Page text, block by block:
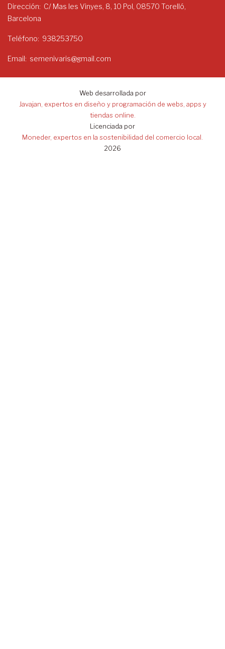
Dirección
C/ Mas les Vinyes, 8, 10 Pol, 08570 Torelló,
Barcelona
Teléfono 938253750
Email semenivaris@gmail.com
Web desarrollada por
Javajan, expertos en diseño y programación de webs, apps y
tiendas online.
Licenciada por
Moneder, expertos en la sostenibilidad del comercio local.
2026